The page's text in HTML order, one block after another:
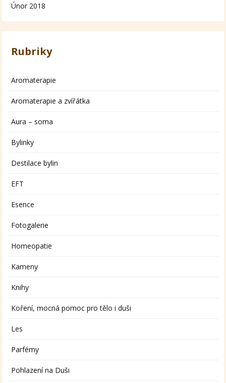
Únor 2018
Rubriky
Aromaterapie
Aromaterapie a zvířátka
Aura – soma
Bylinky
Destilace bylin
EFT
Esence
Fotogalerie
Homeopatie
Kameny
Knihy
Koření, mocná pomoc pro tělo i duši
Les
Parfémy
Pohlazení na Duši